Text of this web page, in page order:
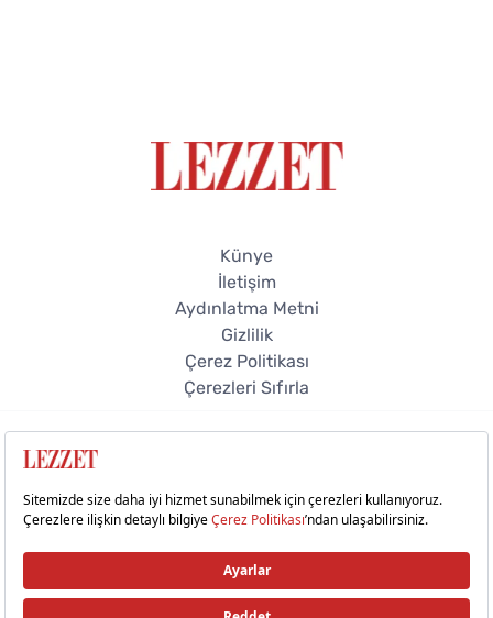
Künye
İletişim
Aydınlatma Metni
Gizlilik
Çerez Politikası
Çerezleri Sıfırla
© 2026 Lezzet Online. Tüm hakları saklıdır.